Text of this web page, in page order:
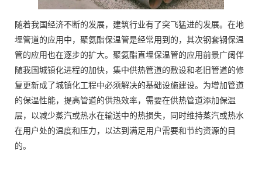
随着我国经济不断的发展，建筑行业有了突飞猛进的发展。在地
埋管道的应用中，聚氨酯保温管是经常用到的，其次钢套钢保温
管的应用也在逐步的扩大。聚氨酯直埋保温管的应用前景广阔伴
随我国城镇化进程的加快，集中供热管道的敷设和老旧管道的修
复更新成了城镇化工程中必须解决的基础设施建设。为增加管道
的保温性能，提高管道的供热效率，需要在供热管道添加保温
层，以减少蒸汽或热水在输送中的热损失，同时维持蒸汽或热水
在用户处的温度和压力，以达到满足用户需要和节约资源的目
的。